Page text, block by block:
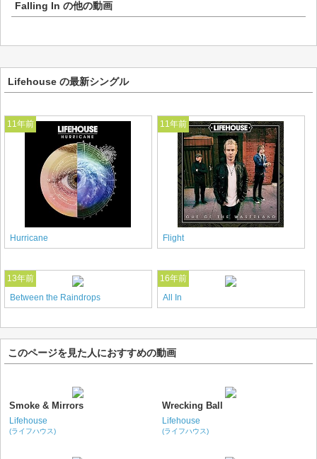
Falling In の他の動画
Lifehouse の最新シングル
11年前
Hurricane
11年前
Flight
13年前
Between the Raindrops
16年前
All In
このページを見た人におすすめの動画
Smoke & Mirrors
Lifehouse
(ライフハウス)
Wrecking Ball
Lifehouse
(ライフハウス)